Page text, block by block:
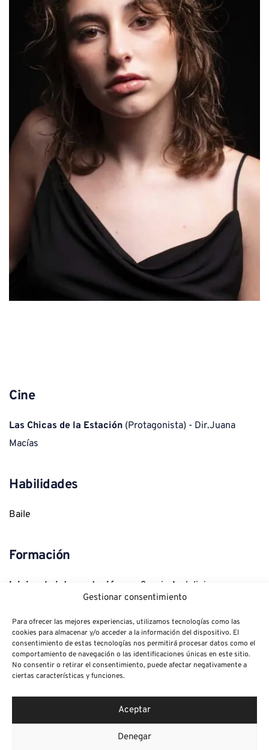
Gestionar consentimiento
Para ofrecer las mejores experiencias, utilizamos tecnologías como las
cookies para almacenar y/o acceder a la información del dispositivo. El
consentimiento de estas tecnologías nos permitirá procesar datos como el
comportamiento de navegación o las identificaciones únicas en este sitio.
No consentir o retirar el consentimiento, puede afectar negativamente a
ciertas características y funciones.
Aceptar
Denegar
Cine
Las Chicas de la Estación (Protagonista) - Dir.Juana
Macías
Habilidades
Baile
Formación
Inicio a la interpretación con Sergio Andolini
Idiomas